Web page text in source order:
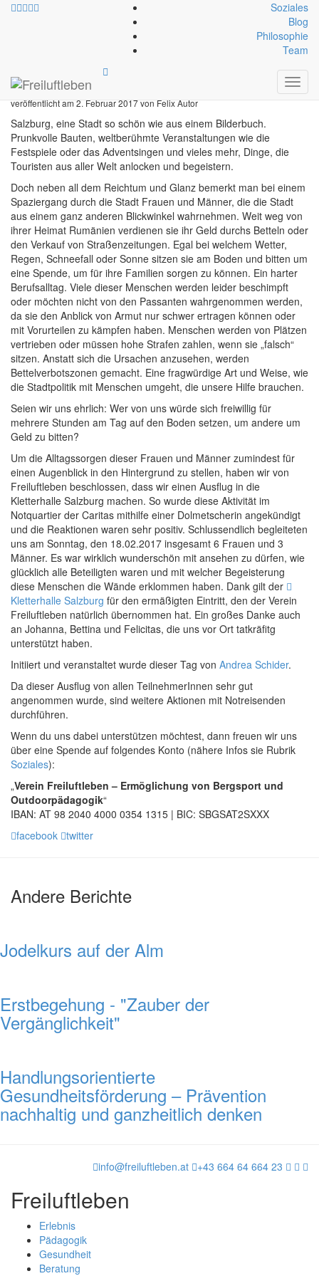
Soziales
Blog
Philosophie
Team
Klettern mit Notreisenden
veröffentlicht am2. Februar 2017vonFelix Autor
Salzburg, eine Stadt so schön wie aus einem Bilderbuch.
Prunkvolle Bauten, weltberühmte Veranstaltungen wie die
Festspiele oder das Adventsingen und vieles mehr, Dinge, die
Touristen aus aller Welt anlocken und begeistern.
Doch neben all dem Reichtum und Glanz bemerkt man bei einem
Spaziergang durch die Stadt Frauen und Männer, die die Stadt
aus einem ganz anderen Blickwinkel wahrnehmen. Weit weg von
ihrer Heimat Rumänien verdienen sie ihr Geld durchs Betteln oder
den Verkauf von Straßenzeitungen. Egal bei welchem Wetter,
Regen, Schneefall oder Sonne sitzen sie am Boden und bitten um
eine Spende, um für ihre Familien sorgen zu können. Ein harter
Berufsalltag. Viele dieser Menschen werden leider beschimpft
oder möchten nicht von den Passanten wahrgenommen werden,
da sie den Anblick von Armut nur schwer ertragen können oder
mit Vorurteilen zu kämpfen haben. Menschen werden von Plätzen
vertrieben oder müssen hohe Strafen zahlen, wenn sie „falsch“
sitzen. Anstatt sich die Ursachen anzusehen, werden
Bettelverbotszonen gemacht. Eine fragwürdige Art und Weise, wie
die Stadtpolitik mit Menschen umgeht, die unsere Hilfe brauchen.
Seien wir uns ehrlich: Wer von uns würde sich freiwillig für
mehrere Stunden am Tag auf den Boden setzen, um andere um
Geld zu bitten?
Um die Alltagssorgen dieser Frauen und Männer zumindest für
einen Augenblick in den Hintergrund zu stellen, haben wir von
Freiluftleben beschlossen, dass wir einen Ausflug in die
Kletterhalle Salzburg machen. So wurde diese Aktivität im
Notquartier der Caritas mithilfe einer Dolmetscherin angekündigt
und die Reaktionen waren sehr positiv. Schlussendlich begleiteten
uns am Sonntag, den 18.02.2017 insgesamt 6 Frauen und 3
Männer. Es war wirklich wunderschön mit ansehen zu dürfen, wie
glücklich alle Beteiligten waren und mit welcher Begeisterung
diese Menschen die Wände erklommen haben. Dank gilt der
Kletterhalle Salzburg für den ermäßigten Eintritt, den der Verein
Freiluftleben natürlich übernommen hat. Ein großes Danke auch
an Johanna, Bettina und Felicitas, die uns vor Ort tatkräfitg
unterstützt haben.
Initiiert und veranstaltet wurde dieser Tag von Andrea Schider.
Da dieser Ausflug von allen TeilnehmerInnen sehr gut
angenommen wurde, sind weitere Aktionen mit Notreisenden
durchführen.
Wenn du uns dabei unterstützen möchtest, dann freuen wir uns
über eine Spende auf folgendes Konto (nähere Infos sie Rubrik
Soziales):
„Verein Freiluftleben – Ermöglichung von Bergsport und
Outdoorpädagogik“
IBAN: AT 98 2040 4000 0354 1315 | BIC: SBGSAT2SXXX
facebook twitter
Andere Berichte
Jodelkurs auf der Alm
Erstbegehung - "Zauber der
Vergänglichkeit"
Handlungsorientierte
Gesundheitsförderung – Prävention
nachhaltig und ganzheitlich denken
info@freiluftleben.at +43 664 64 664 23
Freiluftleben
Erlebnis
Pädagogik
Gesundheit
Beratung